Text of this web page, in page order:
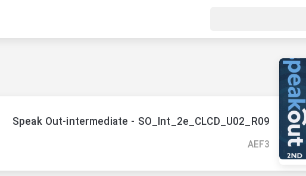
Speak Out-intermediate - SO_Int_2e_CLCD_U02_R09
AEF3